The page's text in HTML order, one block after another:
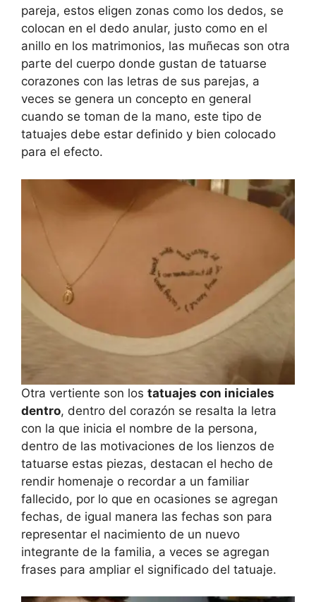
pareja, estos eligen zonas como los dedos, se
colocan en el dedo anular, justo como en el
anillo en los matrimonios, las muñecas son otra
parte del cuerpo donde gustan de tatuarse
corazones con las letras de sus parejas, a
veces se genera un concepto en general
cuando se toman de la mano, este tipo de
tatuajes debe estar definido y bien colocado
para el efecto.
Otra vertiente son los tatuajes con iniciales
dentro, dentro del corazón se resalta la letra
con la que inicia el nombre de la persona,
dentro de las motivaciones de los lienzos de
tatuarse estas piezas, destacan el hecho de
rendir homenaje o recordar a un familiar
fallecido, por lo que en ocasiones se agregan
fechas, de igual manera las fechas son para
representar el nacimiento de un nuevo
integrante de la familia, a veces se agregan
frases para ampliar el significado del tatuaje.